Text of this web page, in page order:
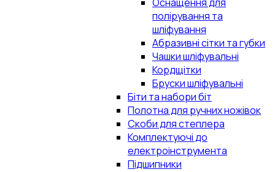
полірування та
шліфування
Абразивні сітки та губки
Чашки шліфувальні
Кордщітки
Бруски шліфувальні
Біти та набори біт
Полотна для ручних ножівок
Скоби для степлера
Комплектуючі до
електроінструмента
Підшипники